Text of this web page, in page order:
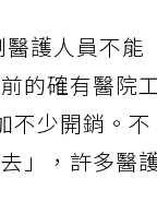
護人員不能
的確有醫院
不少開銷。不
」，許多醫